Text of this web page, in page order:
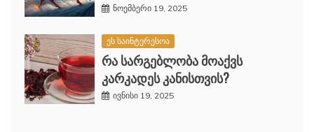
ნოემბერი 19, 2025
ეს საინტერესოა
რა სარგებლობა მოაქვს
კარკადეს კანისთვის?
ივნისი 19, 2025